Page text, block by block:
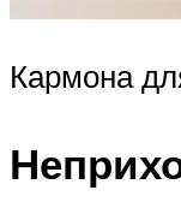
Кармона